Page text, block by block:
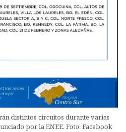
distintos circuitos durante varias
por la ENEE. Foto: Facebook